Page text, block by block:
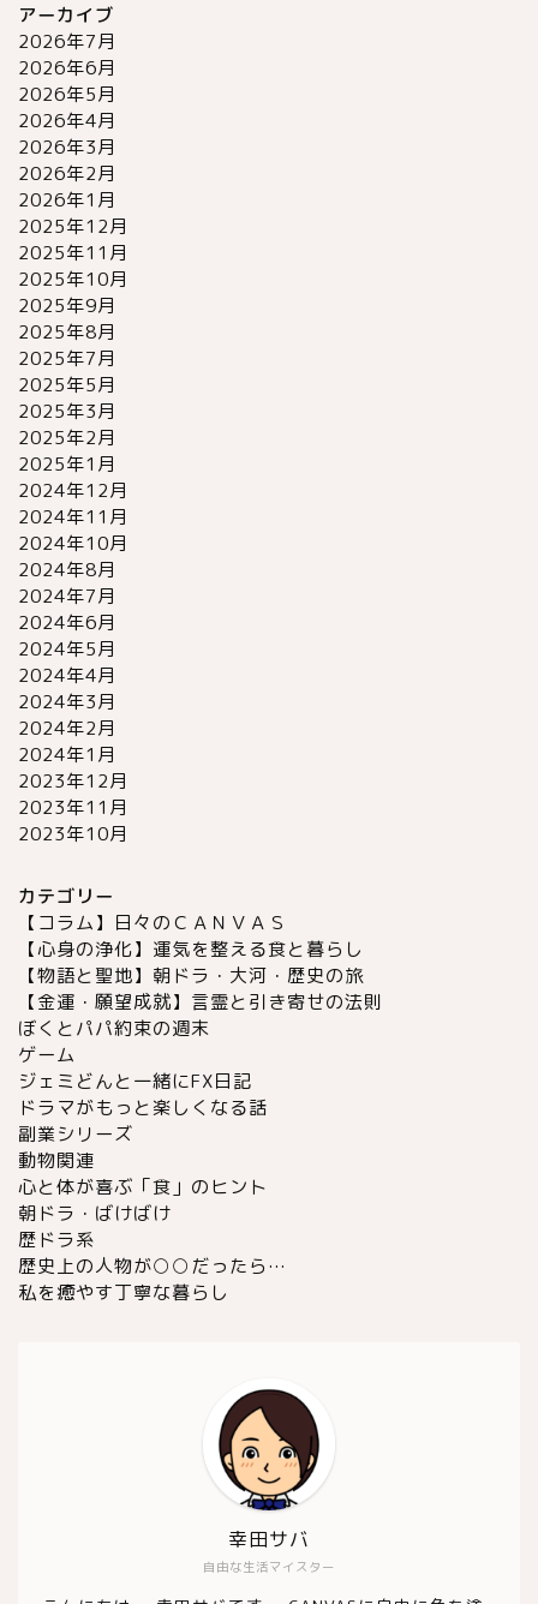
アーカイブ
2026年7月
2026年6月
2026年5月
2026年4月
2026年3月
2026年2月
2026年1月
2025年12月
2025年11月
2025年10月
2025年9月
2025年8月
2025年7月
2025年5月
2025年3月
2025年2月
2025年1月
2024年12月
2024年11月
2024年10月
2024年8月
2024年7月
2024年6月
2024年5月
2024年4月
2024年3月
2024年2月
2024年1月
2023年12月
2023年11月
2023年10月
カテゴリー
【コラム】日々のＣＡＮＶＡＳ
【心身の浄化】運気を整える食と暮らし
【物語と聖地】朝ドラ・大河・歴史の旅
【金運・願望成就】言霊と引き寄せの法則
ぼくとパパ約束の週末
ゲーム
ジェミどんと一緒にFX日記
ドラマがもっと楽しくなる話
副業シリーズ
動物関連
心と体が喜ぶ「食」のヒント
朝ドラ・ばけばけ
歴ドラ系
歴史上の人物が○○だったら…
私を癒やす丁寧な暮らし
自由な生活マイスター
幸田サバ